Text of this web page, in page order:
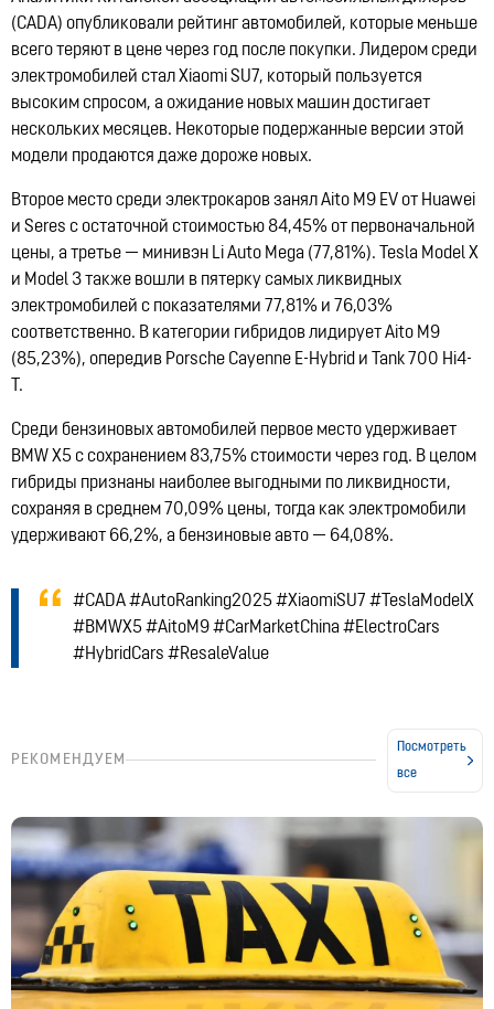
(CADA) опубликовали рейтинг автомобилей, которые меньше
всего теряют в цене через год после покупки. Лидером среди
электромобилей стал Xiaomi SU7, который пользуется
высоким спросом, а ожидание новых машин достигает
нескольких месяцев. Некоторые подержанные версии этой
модели продаются даже дороже новых.
Второе место среди электрокаров занял Aito M9 EV от Huawei
и Seres с остаточной стоимостью 84,45% от первоначальной
цены, а третье — минивэн Li Auto Mega (77,81%). Tesla Model X
и Model 3 также вошли в пятерку самых ликвидных
электромобилей с показателями 77,81% и 76,03%
соответственно. В категории гибридов лидирует Aito M9
(85,23%), опередив Porsche Cayenne E-Hybrid и Tank 700 Hi4-
T.
Среди бензиновых автомобилей первое место удерживает
BMW X5 с сохранением 83,75% стоимости через год. В целом
гибриды признаны наиболее выгодными по ликвидности,
сохраняя в среднем 70,09% цены, тогда как электромобили
удерживают 66,2%, а бензиновые авто — 64,08%.
#CADA #AutoRanking2025 #XiaomiSU7 #TeslaModelX
#BMWX5 #AitoM9 #CarMarketChina #ElectroCars
#HybridCars #ResaleValue
12:21, 14.07.2026 10322
РЕКОМЕНДУЕМ
Посмотреть
все